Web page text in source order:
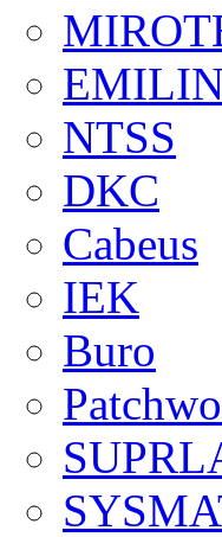
NTSS
DKC
Cabeus
IEK
Buro